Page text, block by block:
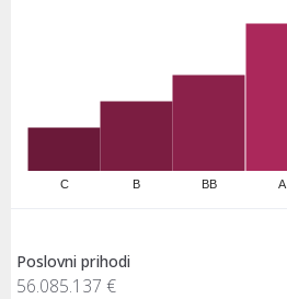
C B BB A
Poslovni prihodi
56.085.137 €